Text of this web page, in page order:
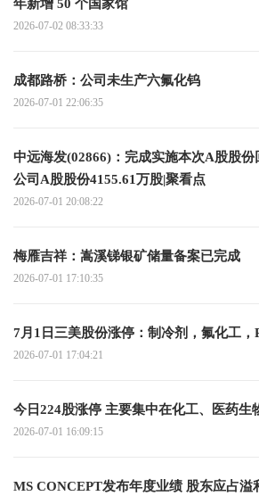
年新增 50 个国家馆
2026-07-02 08:33:33
成都路桥：公司未生产六氟化钨
2026-07-01 22:06:35
中远海发(02866)：完成实施本次A股股
公司A股股份4155.61万股|聚看点
2026-07-01 20:08:22
梅雁吉祥：嵩溪锑银矿储量备案已完成
2026-07-01 17:10:35
7月1日三美股份涨停：制冷剂，氟化工
2026-07-01 17:04:21
今日224股涨停 主要集中在化工、医药生
2026-07-01 16:09:15
MS CONCEPT发布年度业绩 股东应占溢